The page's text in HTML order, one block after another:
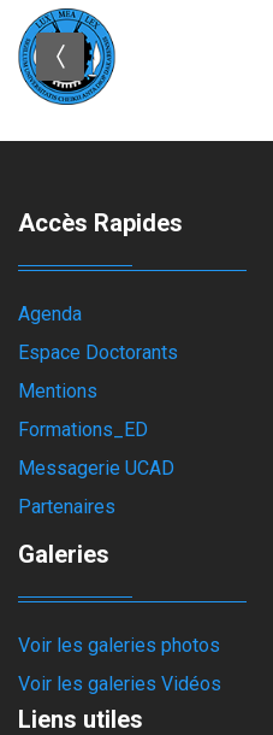
Accès Rapides
Agenda
Espace Doctorants
Mentions
Formations_ED
Messagerie UCAD
Partenaires
Galeries
Voir les galeries photos
Voir les galeries Vidéos
Liens utiles